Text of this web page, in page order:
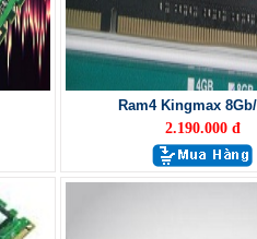
Ram4 Kingmax
2.190.000 đ